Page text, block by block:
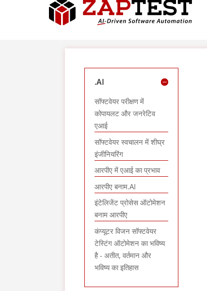
.AI
सॉफ्टवेयर परीक्षण में
कोपायलट और जनरेटिव
एआई
सॉफ्टवेयर स्वचालन में शीघ्र
इंजीनियरिंग
आरपीए में एआई का प्रभाव
आरपीए बनाम.AI
इंटेलिजेंट प्रोसेस ऑटोमेशन
बनाम आरपीए
कंप्यूटर विजन सॉफ्टवेयर
टेस्टिंग ऑटोमेशन का भविष्य
है - अतीत, वर्तमान और
भविष्य का इतिहास